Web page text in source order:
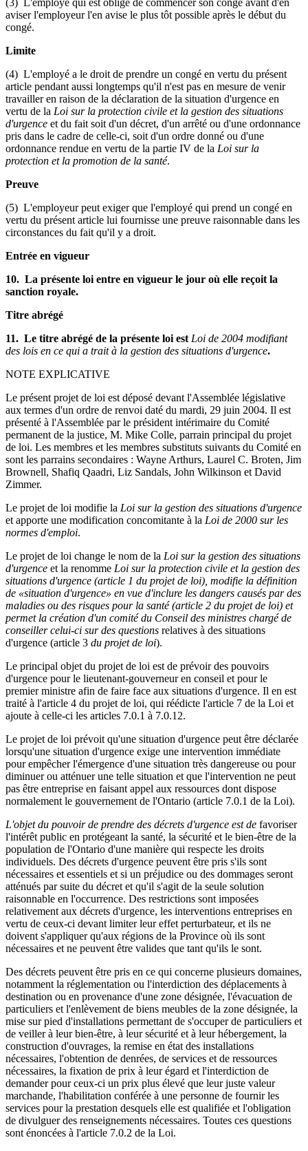
(3) L'employé qui est obligé de commencer son congé avant d'en
aviser l'employeur l'en avise le plus tôt possible après le début du
congé.
Limite
(4) L'employé a le droit de prendre un congé en vertu du présent
article pendant aussi longtemps qu'il n'est pas en mesure de venir
travailler en raison de la déclaration de la situation d'urgence en
vertu de la Loi sur la protection civile et la gestion des situations
d'urgence et du fait soit d'un décret, d'un arrêté ou d'une ordonnance
pris dans le cadre de celle-ci, soit d'un ordre donné ou d'une
ordonnance rendue en vertu de la partie IV de la Loi sur la
protection et la promotion de la santé.
Preuve
(5) L'employeur peut exiger que l'employé qui prend un congé en
vertu du présent article lui fournisse une preuve raisonnable dans les
circonstances du fait qu'il y a droit.
Entrée en vigueur
10. La présente loi entre en vigueur le jour où elle reçoit la
sanction royale.
Titre abrégé
11. Le titre abrégé de la présente loi est Loi de 2004 modifiant
des lois en ce qui a trait à la gestion des situations d'urgence.
NOTE EXPLICATIVE
Le présent projet de loi est déposé devant l'Assemblée législative
aux termes d'un ordre de renvoi daté du mardi, 29 juin 2004. Il est
présenté à l'Assemblée par le président intérimaire du Comité
permanent de la justice, M. Mike Colle, parrain principal du projet
de loi. Les membres et les membres substituts suivants du Comité en
sont les parrains secondaires : Wayne Arthurs, Laurel C. Broten, Jim
Brownell, Shafiq Qaadri, Liz Sandals, John Wilkinson et David
Zimmer.
Le projet de loi modifie la Loi sur la gestion des situations d'urgence
et apporte une modification concomitante à la Loi de 2000 sur les
normes d'emploi.
Le projet de loi change le nom de la Loi sur la gestion des situations
d'urgence et la renomme Loi sur la protection civile et la gestion des
situations d'urgence (article 1 du projet de loi), modifie la définition
de «situation d'urgence» en vue d'inclure les dangers causés par des
maladies ou des risques pour la santé (article 2 du projet de loi) et
permet la création d'un comité du Conseil des ministres chargé de
conseiller celui-ci sur des questions relatives à des situations
d'urgence (article 3 du projet de loi).
Le principal objet du projet de loi est de prévoir des pouvoirs
d'urgence pour le lieutenant-gouverneur en conseil et pour le
premier ministre afin de faire face aux situations d'urgence. Il en est
traité à l'article 4 du projet de loi, qui réédicte l'article 7 de la Loi et
ajoute à celle-ci les articles 7.0.1 à 7.0.12.
Le projet de loi prévoit qu'une situation d'urgence peut être déclarée
lorsqu'une situation d'urgence exige une intervention immédiate
pour empêcher l'émergence d'une situation très dangereuse ou pour
diminuer ou atténuer une telle situation et que l'intervention ne peut
pas être entreprise en faisant appel aux ressources dont dispose
normalement le gouvernement de l'Ontario (article 7.0.1 de la Loi).
L'objet du pouvoir de prendre des décrets d'urgence est de favoriser
l'intérêt public en protégeant la santé, la sécurité et le bien-être de la
population de l'Ontario d'une manière qui respecte les droits
individuels. Des décrets d'urgence peuvent être pris s'ils sont
nécessaires et essentiels et si un préjudice ou des dommages seront
atténués par suite du décret et qu'il s'agit de la seule solution
raisonnable en l'occurrence. Des restrictions sont imposées
relativement aux décrets d'urgence, les interventions entreprises en
vertu de ceux-ci devant limiter leur effet perturbateur, et ils ne
doivent s'appliquer qu'aux régions de la Province où ils sont
nécessaires et ne peuvent être valides que tant qu'ils le sont.
Des décrets peuvent être pris en ce qui concerne plusieurs domaines,
notamment la réglementation ou l'interdiction des déplacements à
destination ou en provenance d'une zone désignée, l'évacuation de
particuliers et l'enlèvement de biens meubles de la zone désignée, la
mise sur pied d'installations permettant de s'occuper de particuliers et
de veiller à leur bien-être, à leur sécurité et à leur hébergement, la
construction d'ouvrages, la remise en état des installations
nécessaires, l'obtention de denrées, de services et de ressources
nécessaires, la fixation de prix à leur égard et l'interdiction de
demander pour ceux-ci un prix plus élevé que leur juste valeur
marchande, l'habilitation conférée à une personne de fournir les
services pour la prestation desquels elle est qualifiée et l'obligation
de divulguer des renseignements nécessaires. Toutes ces questions
sont énoncées à l'article 7.0.2 de la Loi.